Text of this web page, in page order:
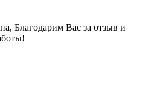
Благодарим Вас за отзыв и